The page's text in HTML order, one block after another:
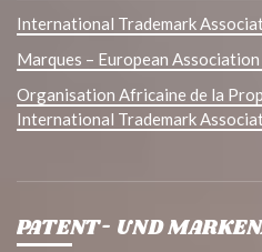
International Trademark
Marques – European
Organisation Africaine de la
International Trademark
PATENT- UND